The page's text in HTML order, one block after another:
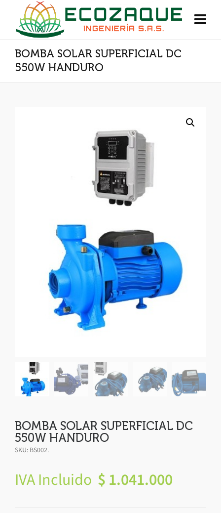
BOMBA SOLAR SUPERFICIAL DC
550W HANDURO
BOMBA SOLAR SUPERFICIAL DC
550W HANDURO
SKU: BS002.
IVA Incluido $ 1.041.000